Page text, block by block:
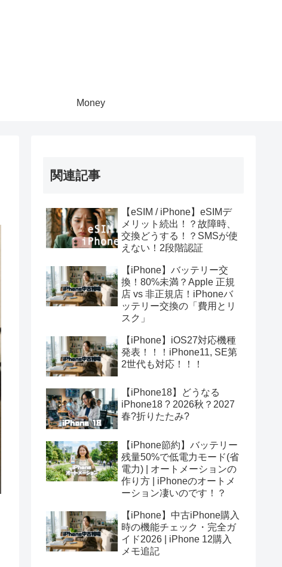
Money
関連記事
【eSIM / iPhone】eSIMデ
メリット続出！？故障時、
交換どうする！？SMSが使
えない！2段階認証
【iPhone】バッテリー交
換！80%未満？Apple 正規
店 vs 非正規店！iPhoneバ
ッテリー交換の「費用とリ
スク」
【iPhone】iOS27対応機種
発表！！！iPhone11, SE第
2世代も対応！！！
【iPhone18】どうなる
iPhone18 ? 2026秋？2027
春?折りたたみ?
【iPhone節約】バッテリー
残量50%で低電力モード(省
電力) | オートメーションの
作り方 | iPhoneのオートメ
ーション凄いのです！？
【iPhone】中古iPhone購入
時の機能チェック・完全ガ
イド2026 | iPhone 12購入
メモ追記